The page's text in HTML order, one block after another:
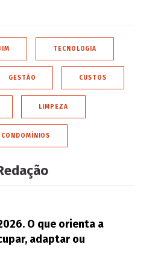
TECNOLOGIA
GESTÃO CUSTOS
LIMPEZA
CONDOMÍNIOS
O que orienta a
adaptar ou